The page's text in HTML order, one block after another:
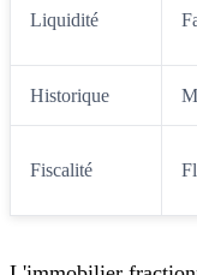
Liquidité
Historique
Fiscalité